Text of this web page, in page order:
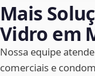
Mais
Vidro em
Nossa equipe
comerciais e